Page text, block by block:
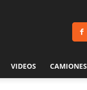
VIDEOS CAMIONES